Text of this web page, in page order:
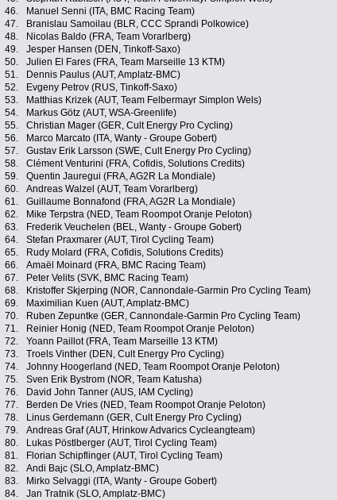
46.
Manuel Senni (ITA, BMC Racing Team)
47.
Branislau Samoilau (BLR, CCC Sprandi Polkowice)
48.
Nicolas Baldo (FRA, Team Vorarlberg)
49.
Jesper Hansen (DEN, Tinkoff-Saxo)
50.
Julien El Fares (FRA, Team Marseille 13 KTM)
51.
Dennis Paulus (AUT, Amplatz-BMC)
52.
Evgeny Petrov (RUS, Tinkoff-Saxo)
53.
Matthias Krizek (AUT, Team Felbermayr Simplon Wels)
54.
Markus Götz (AUT, WSA-Greenlife)
55.
Christian Mager (GER, Cult Energy Pro Cycling)
56.
Marco Marcato (ITA, Wanty - Groupe Gobert)
57.
Gustav Erik Larsson (SWE, Cult Energy Pro Cycling)
58.
Clément Venturini (FRA, Cofidis, Solutions Credits)
59.
Quentin Jauregui (FRA, AG2R La Mondiale)
60.
Andreas Walzel (AUT, Team Vorarlberg)
61.
Guillaume Bonnafond (FRA, AG2R La Mondiale)
62.
Mike Terpstra (NED, Team Roompot Oranje Peloton)
63.
Frederik Veuchelen (BEL, Wanty - Groupe Gobert)
64.
Stefan Praxmarer (AUT, Tirol Cycling Team)
65.
Rudy Molard (FRA, Cofidis, Solutions Credits)
66.
Amaël Moinard (FRA, BMC Racing Team)
67.
Peter Velits (SVK, BMC Racing Team)
68.
Kristoffer Skjerping (NOR, Cannondale-Garmin Pro Cycling Team)
69.
Maximilian Kuen (AUT, Amplatz-BMC)
70.
Ruben Zepuntke (GER, Cannondale-Garmin Pro Cycling Team)
71.
Reinier Honig (NED, Team Roompot Oranje Peloton)
72.
Yoann Paillot (FRA, Team Marseille 13 KTM)
73.
Troels Vinther (DEN, Cult Energy Pro Cycling)
74.
Johnny Hoogerland (NED, Team Roompot Oranje Peloton)
75.
Sven Erik Bystrom (NOR, Team Katusha)
76.
David John Tanner (AUS, IAM Cycling)
77.
Berden De Vries (NED, Team Roompot Oranje Peloton)
78.
Linus Gerdemann (GER, Cult Energy Pro Cycling)
79.
Andreas Graf (AUT, Hrinkow Advarics Cycleangteam)
80.
Lukas Pöstlberger (AUT, Tirol Cycling Team)
81.
Florian Schipflinger (AUT, Tirol Cycling Team)
82.
Andi Bajc (SLO, Amplatz-BMC)
83.
Mirko Selvaggi (ITA, Wanty - Groupe Gobert)
84.
Jan Tratnik (SLO, Amplatz-BMC)